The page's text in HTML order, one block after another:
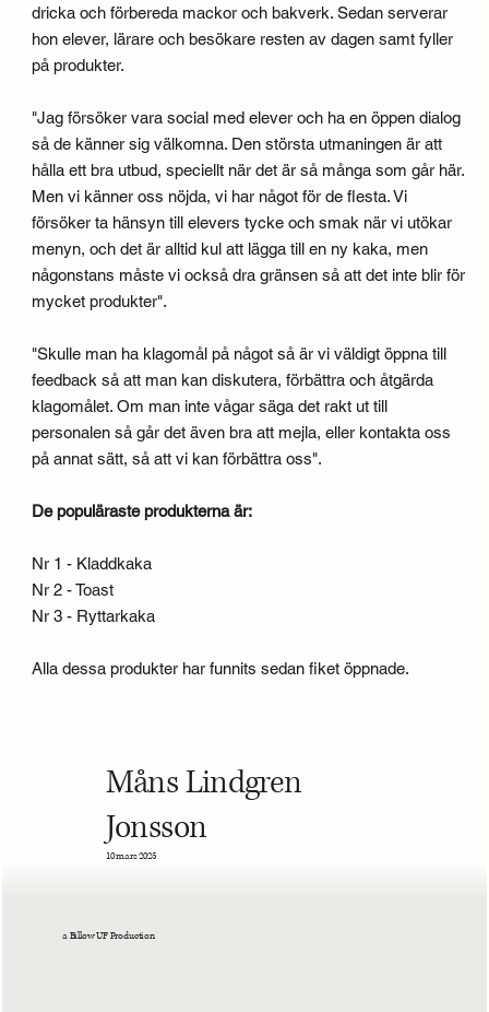
dricka och förbereda mackor och bakverk. Sedan serverar
hon elever, lärare och besökare resten av dagen samt fyller
på produkter.
"Jag försöker vara social med elever och ha en öppen dialog
så de känner sig välkomna. Den största utmaningen är att
hålla ett bra utbud, speciellt när det är så många som går här.
Men vi känner oss nöjda, vi har något för de flesta. Vi
försöker ta hänsyn till elevers tycke och smak när vi utökar
menyn, och det är alltid kul att lägga till en ny kaka, men
någonstans måste vi också dra gränsen så att det inte blir för
mycket produkter".
"Skulle man ha klagomål på något så är vi väldigt öppna till
feedback så att man kan diskutera, förbättra och åtgärda
klagomålet. Om man inte vågar säga det rakt ut till
personalen så går det även bra att mejla, eller kontakta oss
på annat sätt, så att vi kan förbättra oss".
De populäraste produkterna är:
Nr 1 - Kladdkaka
Nr 2 - Toast
Nr 3 - Ryttarkaka
Alla dessa produkter har funnits sedan fiket öppnade.
Måns Lindgren
Jonsson
10 mars 2025
a Billow UF Production